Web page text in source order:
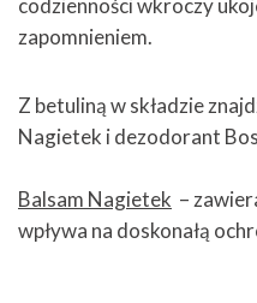
zapomnieniem.
Z betuliną w składzie
Nagietek idezodorant
Balsam Nagietek –
wpływa na doskonałą